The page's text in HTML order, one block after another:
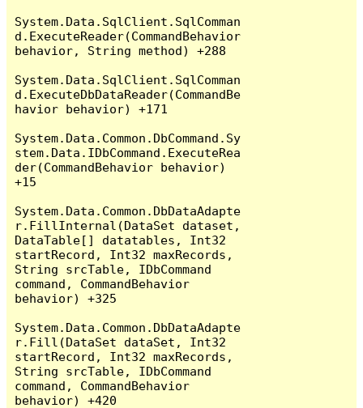
System.Data.SqlClient.SqlComman
d.ExecuteReader(CommandBehavior
behavior, String method) +288
System.Data.SqlClient.SqlComman
d.ExecuteDbDataReader(CommandBe
havior behavior) +171
System.Data.Common.DbCommand.Sy
stem.Data.IDbCommand.ExecuteRea
der(CommandBehavior behavior)
+15
System.Data.Common.DbDataAdapte
r.FillInternal(DataSet dataset,
DataTable[] datatables, Int32
startRecord, Int32 maxRecords,
String srcTable, IDbCommand
command, CommandBehavior
behavior) +325
System.Data.Common.DbDataAdapte
r.Fill(DataSet dataSet, Int32
startRecord, Int32 maxRecords,
String srcTable, IDbCommand
command, CommandBehavior
behavior) +420